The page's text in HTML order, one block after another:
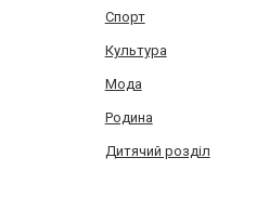
Спорт
Культура
Мода
Родина
Дитячий розділ